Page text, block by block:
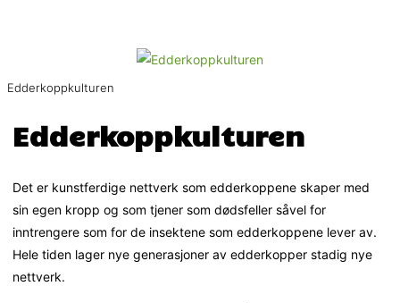
Edderkoppkulturen
Edderkoppkulturen
Det er kunstferdige nettverk som edderkoppene skaper med
sin egen kropp og som tjener som dødsfeller såvel for
inntrengere som for de insektene som edderkoppene lever av.
Hele tiden lager nye generasjoner av edderkopper stadig nye
nettverk.